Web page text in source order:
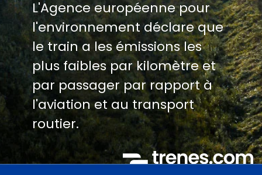
L'Agence européenne pour
l'environnement déclare que
le train a les émissions les
plus faibles par kilomètre et
par passager par rapport à
l'aviation et au transport
routier.